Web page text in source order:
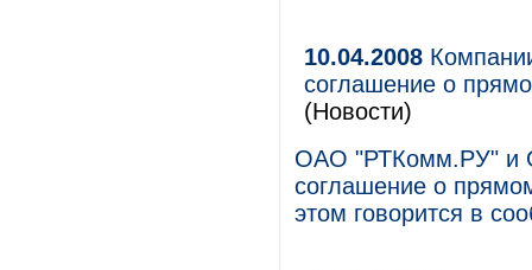
10.04.2008
соглашение о
(Новости)
ОАО "РТКомм.РУ" и
соглашение о
этом говорится в